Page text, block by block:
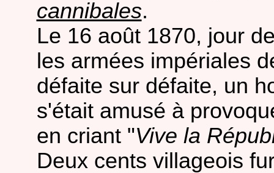
cannibales.
Le 16 août 1870, jour
les armées impériales
défaite sur défaite, un
s'était amusé à
en criant "Vive la
Deux cents villageois